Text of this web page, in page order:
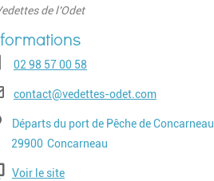
de l'Odet
02 98 57 00 58
contact@vedettes-odet.com
Départs du port de Pêche de Concarneau
Code postal
29900 Ville
Concarneau
Voir le site